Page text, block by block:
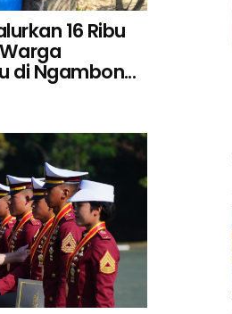
16 Ribu
di Ngambon...